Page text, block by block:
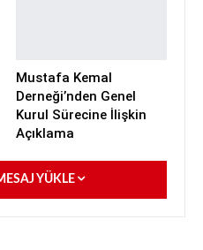
Mustafa Kemal
Derneği’nden Genel
Kurul Sürecine İlişkin
Açıklama
YÜKLE